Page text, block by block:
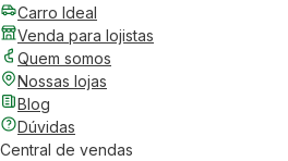
Carro Ideal
Venda para lojistas
Quem somos
Nossas lojas
Blog
Dúvidas
Central de vendas